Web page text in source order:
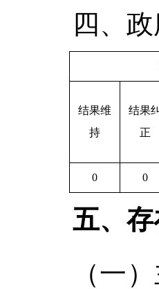
四、
结果维
持
结果纠
正
0 0
五、
（一